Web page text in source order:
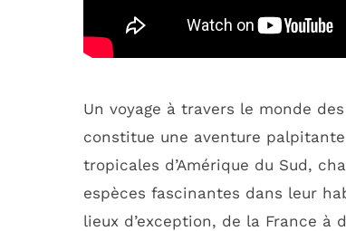
Un voyage à travers le monde des
constitue une aventure
tropicales d’Amérique du Sud,
espèces fascinantes dans leur
lieux d’exception, de la France